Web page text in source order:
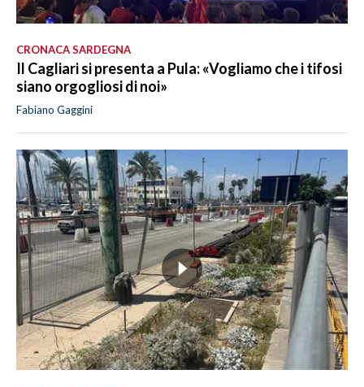
CRONACA SARDEGNA
Il Cagliari si presenta a Pula: «Vogliamo che i tifosi
siano orgogliosi di noi»
Fabiano Gaggini